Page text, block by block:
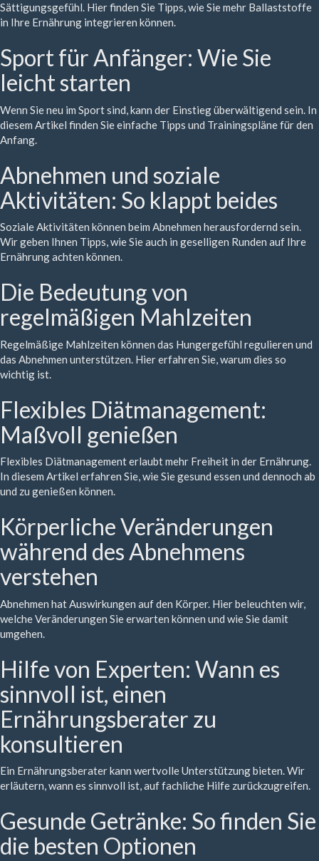
Sättigungsgefühl. Hier finden Sie Tipps, wie Sie mehr Ballaststoffe
in Ihre Ernährung integrieren können.
Sport für Anfänger: Wie Sie
leicht starten
Wenn Sie neu im Sport sind, kann der Einstieg überwältigend sein. In
diesem Artikel finden Sie einfache Tipps und Trainingspläne für den
Anfang.
Abnehmen und soziale
Aktivitäten: So klappt beides
Soziale Aktivitäten können beim Abnehmen herausfordernd sein.
Wir geben Ihnen Tipps, wie Sie auch in geselligen Runden auf Ihre
Ernährung achten können.
Die Bedeutung von
regelmäßigen Mahlzeiten
Regelmäßige Mahlzeiten können das Hungergefühl regulieren und
das Abnehmen unterstützen. Hier erfahren Sie, warum dies so
wichtig ist.
Flexibles Diätmanagement:
Maßvoll genießen
Flexibles Diätmanagement erlaubt mehr Freiheit in der Ernährung.
In diesem Artikel erfahren Sie, wie Sie gesund essen und dennoch ab
und zu genießen können.
Körperliche Veränderungen
während des Abnehmens
verstehen
Abnehmen hat Auswirkungen auf den Körper. Hier beleuchten wir,
welche Veränderungen Sie erwarten können und wie Sie damit
umgehen.
Hilfe von Experten: Wann es
sinnvoll ist, einen
Ernährungsberater zu
konsultieren
Ein Ernährungsberater kann wertvolle Unterstützung bieten. Wir
erläutern, wann es sinnvoll ist, auf fachliche Hilfe zurückzugreifen.
Gesunde Getränke: So finden Sie
die besten Optionen